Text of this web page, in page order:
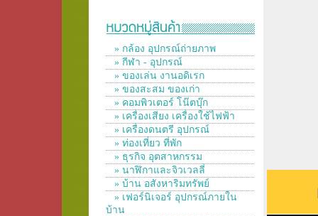
» กล้อง อุปกรณ์ถ่ายภาพ
» กีฬา - อุปกรณ์
» ของเล่น งานอดิเรก
» ของสะสม ของเก่า
» คอมพิวเตอร์ โน๊ตบุ๊ก
» เครื่องเสียง เครื่องใช้ไฟฟ้า
» เครื่องดนตรี อุปกรณ์
» ท่องเที่ยว ที่พัก
» ธุรกิจ อุตสาหกรรม
» นาฬิกาและจิวเวลลี่
» บ้าน อสังหาริมทรัพย์
» เฟอร์นิเจอร์ อุปกรณ์ภายใน
บ้าน